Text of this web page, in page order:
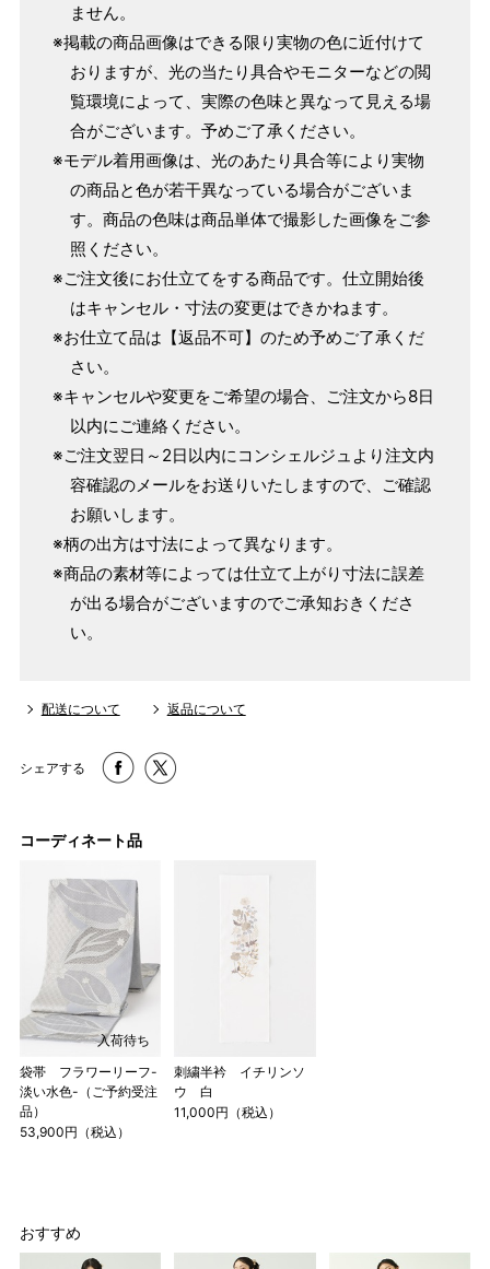
～165cm
～98cm
4尺3寸5分
LW ～105cm
167cm
4尺4寸
LL ～170cm ～98cm
170cm
4尺4寸5分
1 寸法は鯨尺（くじらじゃく）寸法です。もともと鯨のひげ
で作られた道具で測っていたので鯨尺と言います。
単位：１尺＝約38cm １寸＝約3.8cm １分＝約0.38cm
2 鯨尺寸法となりますので上表の cm はおおよその長さとな
ります。
3 反物の巾により表記の裄のサイズが出ない場合がございま
す。その際は、目一杯での寸法とさせていただきます。
店舗一覧はこちら
ません。
※掲載の商品画像はできる限り実物の色に近付けて
おりますが、光の当たり具合やモニターなどの閲
覧環境によって、実際の色味と異なって見える場
合がございます。予めご了承ください。
※モデル着用画像は、光のあたり具合等により実物
の商品と色が若干異なっている場合がございま
す。商品の色味は商品単体で撮影した画像をご参
照ください。
※ご注文後にお仕立てをする商品です。仕立開始後
はキャンセル・寸法の変更はできかねます。
※お仕立て品は【返品不可】のため予めご了承くだ
さい。
※キャンセルや変更をご希望の場合、ご注文から8日
以内にご連絡ください。
※ご注文翌日～2日以内にコンシェルジュより注文内
容確認のメールをお送りいたしますので、ご確認
お願いします。
※柄の出方は寸法によって異なります。
※商品の素材等によっては仕立て上がり寸法に誤差
が出る場合がございますのでご承知おきくださ
い。
配送について 返品について
シェアする
コーディネート品
入荷待ち
袋帯 フラワーリーフ-
淡い水色-（ご予約受注
品）
53,900円（税込）
刺繍半衿 イチリンソ
ウ 白
11,000円（税込）
おすすめ